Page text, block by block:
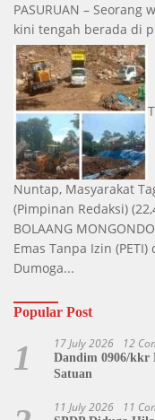
PASURUAN –
kini tengah berada di
Nuntap, Masyarakat
(Pimpinan Redaksi)
BOLAANG
Emas Tanpa Izin
Dumoga...
Popular Post
1 17 July 2026 12
Dandim 0906/kkr
Satuan
11 July 2026 11